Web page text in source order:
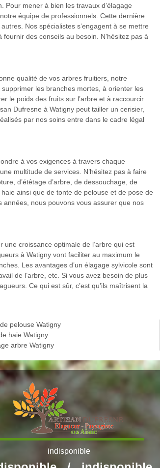
mener à bien les travaux d’élagage
équipe de professionnels. Cette dernière
Nos spécialistes s’engagent à se mettre
des conseils au besoin. N’hésitez pas à
qualité de vos arbres fruitiers, notre
les branches mortes, à orienter les
le poids des fruits sur l’arbre et à raccourcir
Dufresne à Watigny peut tailler un cerisier,
par nos soins entre dans le cadre légal
à vos exigences à travers chaque
multitude de services. N’hésitez pas à faire
d’étêtage d’arbre, de dessouchage, de
ainsi que de tonte de pelouse et de pose de
nous pouvons vous assurer que nos
une croissance optimale de l’arbre qui est
à Watigny vont faciliter au maximum le
Les avantages d’un élagage sylvicole sont
de l’arbre, etc. Si vous avez besoin de plus
Ce qui est sûr, c’est qu’ils maîtrisent la
pelouse Watigny
haie Watigny
arbre Watigny
indisponible